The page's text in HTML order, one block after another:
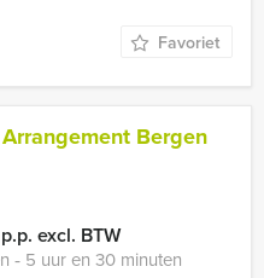
Favoriet
Bergen
p.p. excl. BTW
‐ 5 uur en 30 minuten